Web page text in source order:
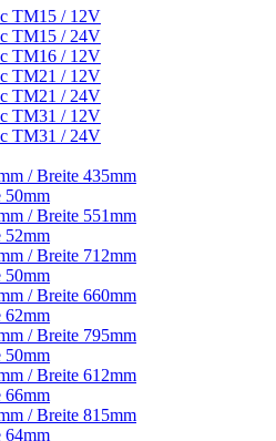
TM15 / 12V
TM15 / 24V
TM16 / 12V
TM21 / 12V
TM21 / 24V
TM31 / 12V
TM31 / 24V
/ Breite 435mm
50mm
/ Breite 551mm
52mm
/ Breite 712mm
50mm
/ Breite 660mm
62mm
/ Breite 795mm
50mm
/ Breite 612mm
66mm
/ Breite 815mm
64mm